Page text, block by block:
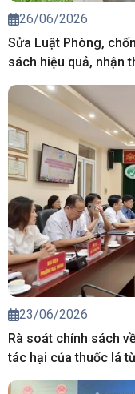
26/06/2026
Sửa Luật Phòng,
sách hiệu quả, nhận
23/06/2026
Rà soát chính sách
tác hại của thuốc lá